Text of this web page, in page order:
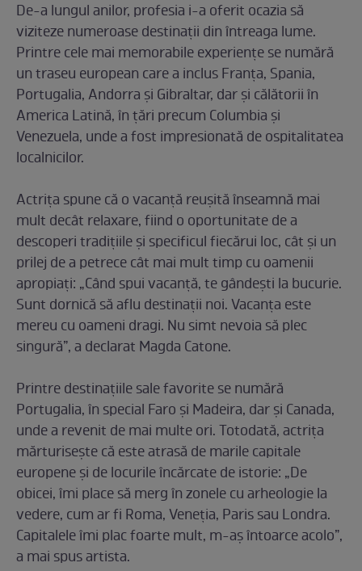
De-a lungul anilor, profesia i-a oferit ocazia să
viziteze numeroase destinații din întreaga lume.
Printre cele mai memorabile experiențe se numără
un traseu european care a inclus Franța, Spania,
Portugalia, Andorra și Gibraltar, dar și călătorii în
America Latină, în țări precum Columbia și
Venezuela, unde a fost impresionată de ospitalitatea
localnicilor.
Actrița spune că o vacanță reușită înseamnă mai
mult decât relaxare, fiind o oportunitate de a
descoperi tradițiile și specificul fiecărui loc, cât şi un
prilej de a petrece cât mai mult timp cu oamenii
apropiaţi: „Când spui vacanţă, te gândeşti la bucurie.
Sunt dornică să aflu destinaţii noi. Vacanţa este
mereu cu oameni dragi. Nu simt nevoia să plec
singură”, a declarat Magda Catone.
Printre destinațiile sale favorite se numără
Portugalia, în special Faro și Madeira, dar și Canada,
unde a revenit de mai multe ori. Totodată, actrița
mărturisește că este atrasă de marile capitale
europene și de locurile încărcate de istorie: „De
obicei, îmi place să merg în zonele cu arheologie la
vedere, cum ar fi Roma, Veneţia, Paris sau Londra.
Capitalele îmi plac foarte mult, m-aş întoarce acolo”,
a mai spus artista.